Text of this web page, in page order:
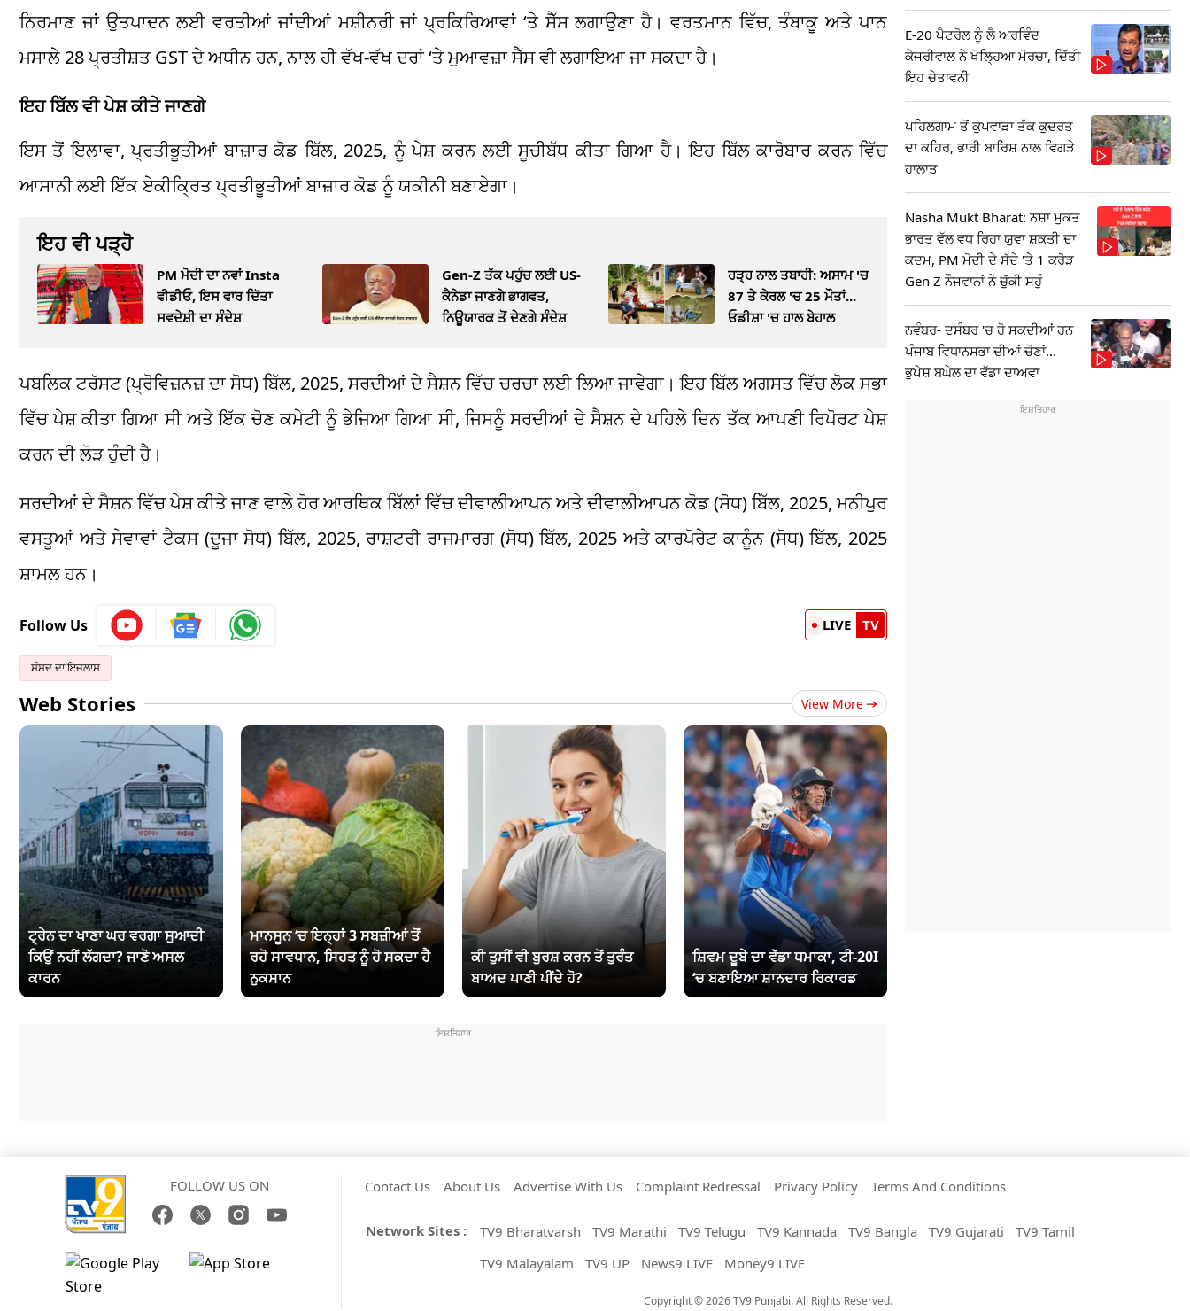
ਨਿਰਮਾਣ ਜਾਂ ਉਤਪਾਦਨ ਲਈ ਵਰਤੀਆਂ ਜਾਂਦੀਆਂ ਮਸ਼ੀਨਰੀ ਜਾਂ ਪ੍ਰਕਿਰਿਆਵਾਂ ‘ਤੇ ਸੈੱਸ ਲਗਾਉਣਾ ਹੈ। ਵਰਤਮਾਨ ਵਿੱਚ, ਤੰਬਾਕੂ ਅਤੇ ਪਾਨ
ਮਸਾਲੇ 28 ਪ੍ਰਤੀਸ਼ਤ GST ਦੇ ਅਧੀਨ ਹਨ, ਨਾਲ ਹੀ ਵੱਖ-ਵੱਖ ਦਰਾਂ ‘ਤੇ ਮੁਆਵਜ਼ਾ ਸੈੱਸ ਵੀ ਲਗਾਇਆ ਜਾ ਸਕਦਾ ਹੈ।
ਇਹ ਬਿੱਲ ਵੀ ਪੇਸ਼ ਕੀਤੇ ਜਾਣਗੇ
ਇਸ ਤੋਂ ਇਲਾਵਾ, ਪ੍ਰਤੀਭੂਤੀਆਂ ਬਾਜ਼ਾਰ ਕੋਡ ਬਿੱਲ, 2025, ਨੂੰ ਪੇਸ਼ ਕਰਨ ਲਈ ਸੂਚੀਬੱਧ ਕੀਤਾ ਗਿਆ ਹੈ। ਇਹ ਬਿੱਲ ਕਾਰੋਬਾਰ ਕਰਨ ਵਿੱਚ
ਆਸਾਨੀ ਲਈ ਇੱਕ ਏਕੀਕ੍ਰਿਤ ਪ੍ਰਤੀਭੂਤੀਆਂ ਬਾਜ਼ਾਰ ਕੋਡ ਨੂੰ ਯਕੀਨੀ ਬਣਾਏਗਾ।
ਇਹ ਵੀ ਪੜ੍ਹੋ
PM ਮੋਦੀ ਦਾ ਨਵਾਂ Insta
ਵੀਡੀਓ, ਇਸ ਵਾਰ ਦਿੱਤਾ
ਸਵਦੇਸ਼ੀ ਦਾ ਸੰਦੇਸ਼
Gen-Z ਤੱਕ ਪਹੁੰਚ ਲਈ US-
ਕੈਨੇਡਾ ਜਾਣਗੇ ਭਾਗਵਤ,
ਨਿਊਯਾਰਕ ਤੋਂ ਦੇਣਗੇ ਸੰਦੇਸ਼
ਹੜ੍ਹ ਨਾਲ ਤਬਾਹੀ: ਅਸਾਮ 'ਚ
87 ਤੇ ਕੇਰਲ 'ਚ 25 ਮੌਤਾਂ...
ਓਡੀਸ਼ਾ 'ਚ ਹਾਲ ਬੇਹਾਲ
ਪਬਲਿਕ ਟਰੱਸਟ (ਪ੍ਰੋਵਿਜ਼ਨਜ਼ ਦਾ ਸੋਧ) ਬਿੱਲ, 2025, ਸਰਦੀਆਂ ਦੇ ਸੈਸ਼ਨ ਵਿੱਚ ਚਰਚਾ ਲਈ ਲਿਆ ਜਾਵੇਗਾ। ਇਹ ਬਿੱਲ ਅਗਸਤ ਵਿੱਚ ਲੋਕ ਸਭਾ
ਵਿੱਚ ਪੇਸ਼ ਕੀਤਾ ਗਿਆ ਸੀ ਅਤੇ ਇੱਕ ਚੋਣ ਕਮੇਟੀ ਨੂੰ ਭੇਜਿਆ ਗਿਆ ਸੀ, ਜਿਸਨੂੰ ਸਰਦੀਆਂ ਦੇ ਸੈਸ਼ਨ ਦੇ ਪਹਿਲੇ ਦਿਨ ਤੱਕ ਆਪਣੀ ਰਿਪੋਰਟ ਪੇਸ਼
ਕਰਨ ਦੀ ਲੋੜ ਹੁੰਦੀ ਹੈ।
ਸਰਦੀਆਂ ਦੇ ਸੈਸ਼ਨ ਵਿੱਚ ਪੇਸ਼ ਕੀਤੇ ਜਾਣ ਵਾਲੇ ਹੋਰ ਆਰਥਿਕ ਬਿੱਲਾਂ ਵਿੱਚ ਦੀਵਾਲੀਆਪਨ ਅਤੇ ਦੀਵਾਲੀਆਪਨ ਕੋਡ (ਸੋਧ) ਬਿੱਲ, 2025, ਮਨੀਪੁਰ
ਵਸਤੂਆਂ ਅਤੇ ਸੇਵਾਵਾਂ ਟੈਕਸ (ਦੂਜਾ ਸੋਧ) ਬਿੱਲ, 2025, ਰਾਸ਼ਟਰੀ ਰਾਜਮਾਰਗ (ਸੋਧ) ਬਿੱਲ, 2025 ਅਤੇ ਕਾਰਪੋਰੇਟ ਕਾਨੂੰਨ (ਸੋਧ) ਬਿੱਲ, 2025
ਸ਼ਾਮਲ ਹਨ।
Follow Us LIVE TV
ਸੰਸਦ ਦਾ ਇਜਲਾਸ
Web Stories View More
ਟ੍ਰੇਨ ਦਾ ਖਾਣਾ ਘਰ ਵਰਗਾ ਸੁਆਦੀ
ਕਿਉਂ ਨਹੀਂ ਲੱਗਦਾ? ਜਾਣੋ ਅਸਲ
ਕਾਰਨ
ਮਾਨਸੂਨ ‘ਚ ਇਨ੍ਹਾਂ 3 ਸਬਜ਼ੀਆਂ ਤੋਂ
ਰਹੋ ਸਾਵਧਾਨ, ਸਿਹਤ ਨੂੰ ਹੋ ਸਕਦਾ ਹੈ
ਨੁਕਸਾਨ
ਕੀ ਤੁਸੀਂ ਵੀ ਬੁਰਸ਼ ਕਰਨ ਤੋਂ ਤੁਰੰਤ
ਬਾਅਦ ਪਾਣੀ ਪੀਂਦੇ ਹੋ?
ਸ਼ਿਵਮ ਦੂਬੇ ਦਾ ਵੱਡਾ ਧਮਾਕਾ, ਟੀ-20I
‘ਚ ਬਣਾਇਆ ਸ਼ਾਨਦਾਰ ਰਿਕਾਰਡ
E-20 ਪੈਟਰੋਲ ਨੂੰ ਲੈ ਅਰਵਿੰਦ
ਕੇਜਰੀਵਾਲ ਨੇ ਖੋਲ੍ਹਿਆ ਮੋਰਚਾ, ਦਿੱਤੀ
ਇਹ ਚੇਤਾਵਨੀ
ਪਹਿਲਗਾਮ ਤੋਂ ਕੁਪਵਾੜਾ ਤੱਕ ਕੁਦਰਤ
ਦਾ ਕਹਿਰ, ਭਾਰੀ ਬਾਰਿਸ਼ ਨਾਲ ਵਿਗੜੇ
ਹਾਲਾਤ
Nasha Mukt Bharat: ਨਸ਼ਾ ਮੁਕਤ
ਭਾਰਤ ਵੱਲ ਵਧ ਰਿਹਾ ਯੁਵਾ ਸ਼ਕਤੀ ਦਾ
ਕਦਮ, PM ਮੋਦੀ ਦੇ ਸੱਦੇ 'ਤੇ 1 ਕਰੋੜ
Gen Z ਨੌਜਵਾਨਾਂ ਨੇ ਚੁੱਕੀ ਸਹੁੰ
ਨਵੰਬਰ- ਦਸੰਬਰ 'ਚ ਹੋ ਸਕਦੀਆਂ ਹਨ
ਪੰਜਾਬ ਵਿਧਾਨਸਭਾ ਦੀਆਂ ਚੋਣਾਂ...
ਭੁਪੇਸ਼ ਬਘੇਲ ਦਾ ਵੱਡਾ ਦਾਅਵਾ
FOLLOW US ON Contact Us About Us Advertise With Us Complaint Redressal Privacy Policy Terms And Conditions
Network Sites : TV9 Bharatvarsh TV9 Marathi TV9 Telugu TV9 Kannada TV9 Bangla TV9 Gujarati
TV9 Tamil
TV9 Malayalam
TV9 UP News9 LIVE Money9 LIVE
Copyright © 2026 TV9 Punjabi. All Rights Reserved.